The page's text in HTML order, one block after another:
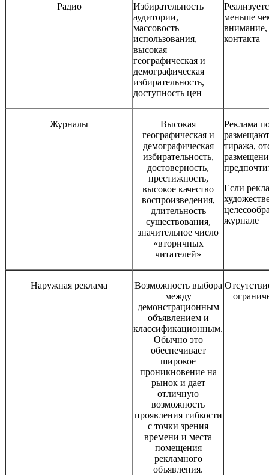
Радио
Избирательность
аудитории,
массовость
использования,
высокая
географическая и
демографическая
избирательность,
доступность цен
меньше
внимание,
контакта
Журналы
Высокая
географическая и
демографическая
избирательность,
достоверность,
престижность,
высокое качество
воспроизведения,
длительность
существования,
значительное число
«вторичных
читателей»
Реклама
тиража,
Если
журнале
Наружная реклама
Возможность выбора
между
демонстрационным
объявлением и
классификационным.
Обычно это
обеспечивает
широкое
проникновение на
рынок и дает
отличную
возможность
проявления гибкости
с точки зрения
времени и места
помещения
рекламного
объявления.